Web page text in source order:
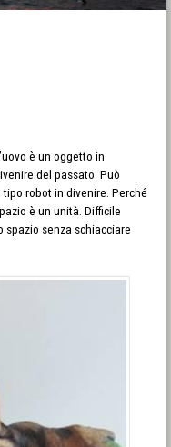
è un oggetto in
del passato. Può
robot in divenire. Perché
è un unità. Difficile
spazio senza schiacciare